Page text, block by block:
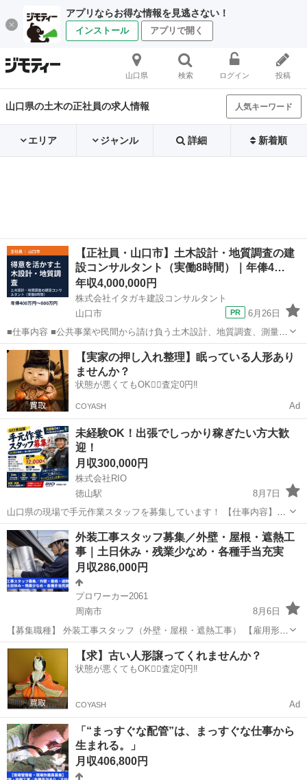
アプリならお得な情報を見逃さない！
インストール アプリで開く
山口県 検索 ログイン 投稿
山口県の土木の正社員の求人情報 人気キーワード
エリア ジャンル 詳細 新着順
【正社員・山口市】土木設計・地質調査の建
設コンサルタント（実働8時間）｜年俸4…
年収4,000,000円
株式会社イタガキ建設コンサルタント
山口市
6月26日
■仕事内容 ■公共事業や民間から請け負う土木設計、地質調査、測量、
補償コンサルタント業務を ご経験や得意領域に基づいてお任せしま
す。 《具体的な業務内容》 ◆土木設計：道路、橋梁などの構造物、河
川、防災、上下水道...
山口 山口市 土木 業務
【実家の押し入れ整理】眠っている人形あり
ませんか？
状態が悪くてもOK🙆‍♀️査定0円‼️
COYASH Ad
未経験OK！出張でしっかり稼ぎたい方大歓
迎！
月収300,000円
株式会社RIO
徳山駅
8月7日
山口県の現場で手元作業スタッフを募集しています！ 【仕事内容】
・資材運び ・片付け、清掃 ・職人さんの補助作業 ・その他軽作業
難しい作業はありませんので、未経験の方でも安心して始められま
す！ 【勤務地】 山口県（出張現場...
山口 周南市 徳山駅 その他 未経験
外装工事スタッフ募集／外壁・屋根・遮熱工
事｜土日休み・残業少なめ・各種手当充実
月収286,000円
プロワーカー2061
周南市
8月6日
【募集職種】 外装工事スタッフ（外壁・屋根・遮熱工事） 【雇用形
態】 正社員 ※試用期間3ヶ月（給与条件に変更なし） 【仕事内容】
民間施設から個人宅、商業施設まで、さまざまな建物の外装工事を行
います。 ...
山口 周南市 その他 屋根
【求】古い人形譲ってくれませんか？
状態が悪くてもOK🙆‍♀️査定0円‼️
COYASH Ad
「“まっすぐな配管”は、まっすぐな仕事から
生まれる。」
月収406,800円